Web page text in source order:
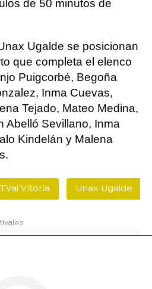
de 50 minutos de
Ugalde se posicionan
que completa el elenco
Puigcorbé, Begoña
Inma Cuevas,
Tejado, Mateo Medina,
Abelló Sevillano, Inma
Kindelán y Malena
Vitoria Unax Ugalde